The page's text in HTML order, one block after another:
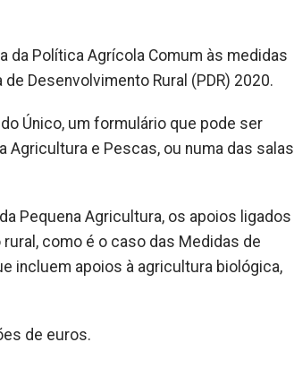
da Política Agrícola Comum às medidas
Desenvolvimento Rural (PDR) 2020.
Único, um formulário que pode ser
Agricultura e Pescas, ou numa das salas
Pequena Agricultura, os apoios ligados
como é o caso das Medidas de
incluem apoios à agricultura biológica,
de euros.